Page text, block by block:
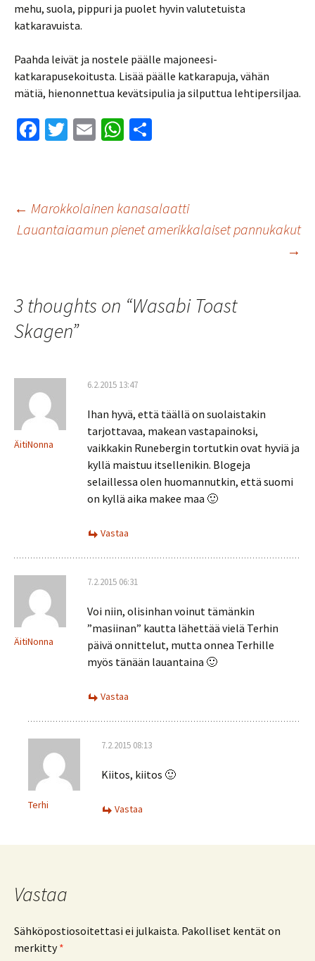
mehu, suola, pippuri ja puolet hyvin valutetuista
katkaravuista.
Paahda leivät ja nostele päälle majoneesi-
katkarapusekoitusta. Lisää päälle katkarapuja, vähän
mätiä, hienonnettua kevätsipulia ja silputtua lehtipersiljaa.
Fa
o
o
k
T
er
E
W
p
p
e
Artikkelien
← Marokkolainen kanasalaatti
Lauantaiaamun pienet amerikkalaiset pannukakut
→
3 thoughts on “Wasabi Toast
Skagen”
ÄitiNonna
6.2.2015 13:47
Ihan hyvä, että täällä on suolaistakin
tarjottavaa, makean vastapainoksi,
vaikkakin Runebergin tortutkin ovat hyviä ja
kyllä maistuu itsellenikin. Blogeja
selaillessa olen huomannutkin, että suomi
on kyllä aika makee maa 🙂
Vastaa
ÄitiNonna
7.2.2015 06:31
Voi niin, olisinhan voinut tämänkin
”masiinan” kautta lähettää vielä Terhin
päivä onnittelut, mutta onnea Terhille
myös tänään lauantaina 🙂
Vastaa
Terhi
7.2.2015 08:13
Kiitos, kiitos 🙂
Vastaa
Vastaa
Sähköpostiosoitettasi ei julkaista. Pakolliset kentät on
merkitty*